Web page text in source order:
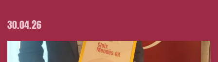
30.04.26